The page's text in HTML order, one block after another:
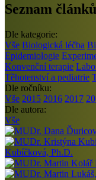
Seznam článků
Dle kategorie:
Vše Biologická léčba
Epidemiologie
Konvenční terapie
Těhotenství a pediatrie
Dle ročníku:
Vše 2015 2016 2017
Dle autora:
Vše
Kubíčková, Ph.D.